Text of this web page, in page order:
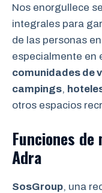
Nos enorgullece
integrales para
de las personas
especialmente en
comunidades de
campings,
otros espacios
Funciones
Adra
SosGroup, una